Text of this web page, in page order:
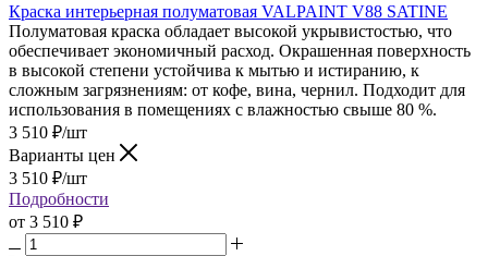
Краска интерьерная полуматовая VALPAINT V88 SATINE
Полуматовая краска обладает высокой укрывистостью, что
обеспечивает экономичный расход. Окрашенная поверхность
в высокой степени устойчива к мытью и истиранию, к
сложным загрязнениям: от кофе, вина, чернил. Подходит для
использования в помещениях с влажностью свыше 80 %.
3 510 ₽/шт
Варианты цен
3 510 ₽/шт
Подробности
от 3 510 ₽